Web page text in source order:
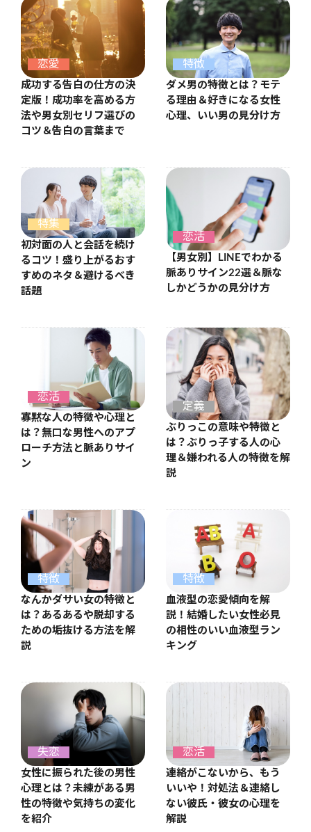
恋愛
成功する告白の仕方の決
定版！成功率を高める方
法や男女別セリフ選びの
コツ＆告白の言葉まで
特徴
ダメ男の特徴とは？モテ
る理由＆好きになる女性
心理、いい男の見分け方
特集
初対面の人と会話を続け
るコツ！盛り上がるおす
すめのネタ＆避けるべき
話題
恋活
【男女別】LINEでわかる
脈ありサイン22選＆脈な
しかどうかの見分け方
恋活
寡黙な人の特徴や心理と
は？無口な男性へのアプ
ローチ方法と脈ありサイ
ン
定義
ぶりっこの意味や特徴と
は？ぶりっ子する人の心
理＆嫌われる人の特徴を解
説
特徴
なんかダサい女の特徴と
は？あるあるや脱却する
ための垢抜ける方法を解
説
特徴
血液型の恋愛傾向を解
説！結婚したい女性必見
の相性のいい血液型ラン
キング
失恋
女性に振られた後の男性
心理とは？未練がある男
性の特徴や気持ちの変化
を紹介
恋活
連絡がこないから、もう
いいや！対処法＆連絡し
ない彼氏・彼女の心理を
解説